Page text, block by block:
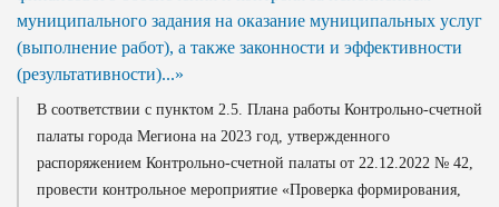
муниципального задания на оказание муниципальных услуг
(выполнение работ), а также законности и эффективности
(результативности)...»
В соответствии с пунктом 2.5. Плана работы Контрольно-счетной
палаты города Мегиона на 2023 год, утвержденного
распоряжением Контрольно-счетной палаты от 22.12.2022 № 42,
провести контрольное мероприятие «Проверка формирования,